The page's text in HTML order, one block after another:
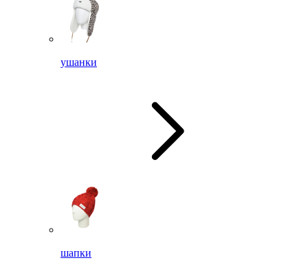
ушанки
шапки